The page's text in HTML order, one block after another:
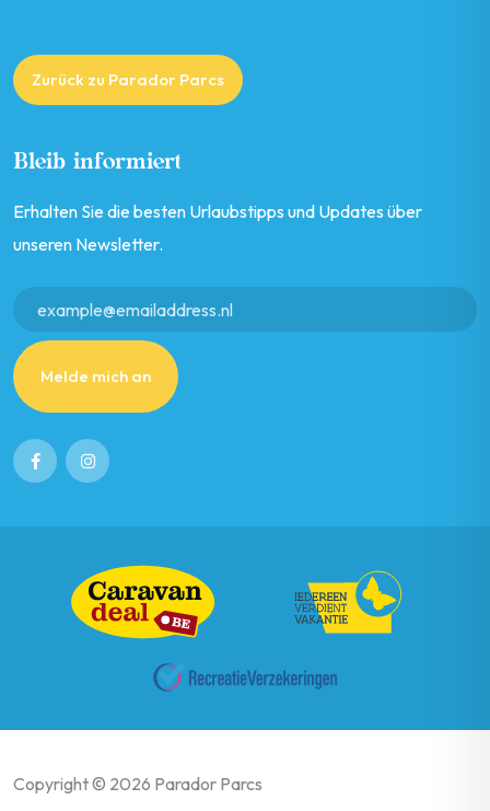
Zurück zu Parador Parcs
Bleib informiert
Erhalten Sie die besten Urlaubstipps und Updates über
unseren Newsletter.
Melde mich an
Copyright © 2026 Parador Parcs